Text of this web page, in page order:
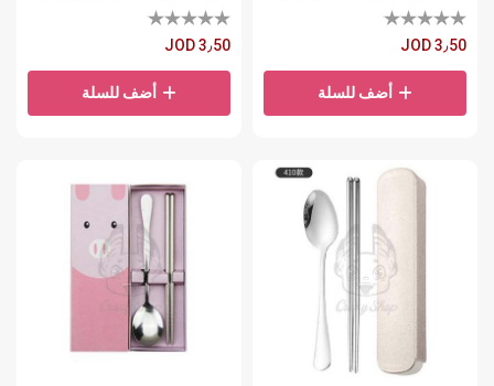
JOD 3٫50
أضف للسلة
JOD 3٫50
أضف للسلة